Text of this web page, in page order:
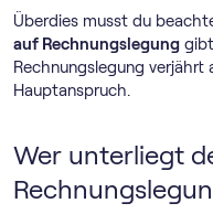
Überdies musst du
auf Rechnungslegung
Rechnungslegung
Hauptanspruch.
Wer unterliegt